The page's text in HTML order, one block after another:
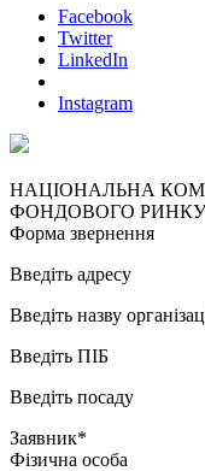
Facebook
Twitter
LinkedIn
Instagram
НАЦІОНАЛЬНА
ФОНДОВОГО РИНКУ
Форма звернення
Введіть адресу
Введіть назву
Введіть ПІБ
Введіть посаду
Заявник*
Фізична особа